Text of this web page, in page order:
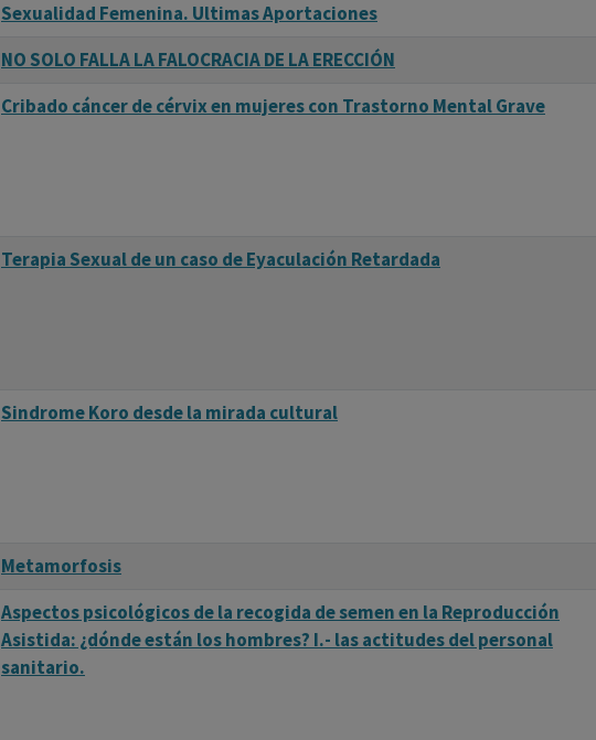
Sexualidad Femenina. Ultimas Aportaciones
NO SOLO FALLA LA FALOCRACIA DE LA ERECCIÓN
Cribado cáncer de cérvix en mujeres con Trastorno Mental Grave
Terapia Sexual de un caso de Eyaculación Retardada
Sindrome Koro desde la mirada cultural
Metamorfosis
Aspectos psicológicos de la recogida de semen en la Reproducción
Asistida: ¿dónde están los hombres? I.- las actitudes del personal
sanitario.